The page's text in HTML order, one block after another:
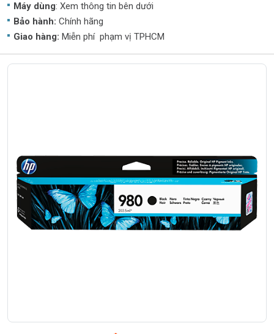
Máy dùng: Xem thông tin bên dưới
Bảo hành: Chính hãng
Giao hàng: Miễn phí phạm vị TPHCM